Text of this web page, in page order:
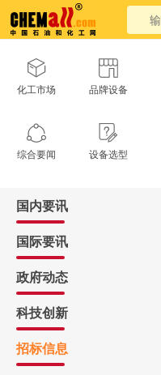
化工市场 品牌设备
综合要闻 设备选型
国内要讯
国际要讯
政府动态
科技创新
招标信息